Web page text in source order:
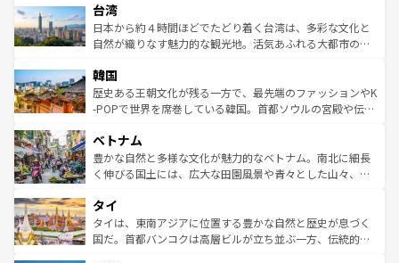
ならではの贅沢な旅のスタイルだ。 なお、新着のアメリカ
情報はコンテンツ一覧を参照してほしい。
れるおもてなしの心で訪れる人々を迎えてくれるハワイの
人々、おいしいローカルフードやハワイアンミュージッ
ク、伝統的なフラダンスなど、すべてがハワイの魅力を彩
ワイを、存分に味わってほしい。 なお、新着のハワイ情報
はコンテンツ一覧を参照してほしい。
リアリーフや大陸中央部にそびえるウルル（エアーズロッ
ク）、タスマニアの美しい原生林やケアンズの熱帯雨林な
ど、見どころがたくさん。また、カフェやワイン、オージ
いる。アクティビティも充実しており、サーフィンやダイ
ビング、ハイキングなど、アウトドア好きにはたまらな
い。オーストラリアの多彩な魅力を存分に味わいつくそ
参照してほしい。
台湾
日本から約４時間ほどでたどり着く台湾は、多彩な文化と
自然が織りなす魅力的な観光地。活気あふれる大都市の台
ン）、静ひつな山岳地帯である台湾東部など、都市の喧騒
と山間の静けさが共存しており、訪れる人に新しい発見と
驚きをもたらしてくれる。また、奥深い台湾の食文化も魅
容にもいいと評判のスイーツなど、バラエティ豊かな料理
が味わえる。 なお、新着の台湾情報は コンテンツ一覧を参
照してほしい。
韓国
歴史ある王朝文化が残る一方で、最先端のファッションやK
-POPで世界を席巻している韓国。首都ソウルの宮殿や伝統
き、地方に足を延ばせば四季折々の自然美を楽しむことが
できる。そして、キムチや焼肉、絶品のストリートフード
まで、さまざまな韓国料理が待っている。夜には、韓国な
リティに包まれながら、韓国の多彩な魅力を心ゆくまで味
わってみてほしい。 なお、新着の韓国情報はコンテンツ一
覧を参照してほしい。
ベトナム
豊かな自然と多様な文化が魅力的なベトナム。南北に細長
く伸びる国土には、広大な田園風景や青々とした山々、世
急速な発展と共に伝統が息づく。ハノイの古い町並みやホ
ーチミン市のフランス統治時代の建物も、独特の雰囲気を
醸し出している。また、バラエティの豊かさとおいしさで
タイ
タイは、東南アジアに位置する豊かな自然と歴史が息づく
国だ。首都バンコクは高層ビルが立ち並ぶ一方、伝統的な